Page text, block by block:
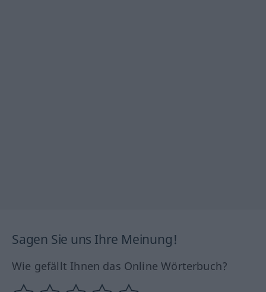
Sagen Sie uns Ihre Meinung!
Wie gefällt Ihnen das Online Wörterbuch?